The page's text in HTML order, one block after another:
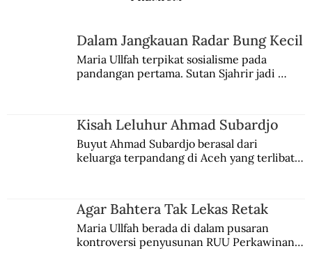
Dalam Jangkauan Radar Bung Kecil
Maria Ullfah terpikat sosialisme pada
pandangan pertama. Sutan Sjahrir jadi
Kisah Leluhur Ahmad Subardjo
Buyut Ahmad Subardjo berasal dari
keluarga terpandang di Aceh yang terlibat
Agar Bahtera Tak Lekas Retak
Maria Ullfah berada di dalam pusaran
kontroversi penyusunan RUU Perkawinan.